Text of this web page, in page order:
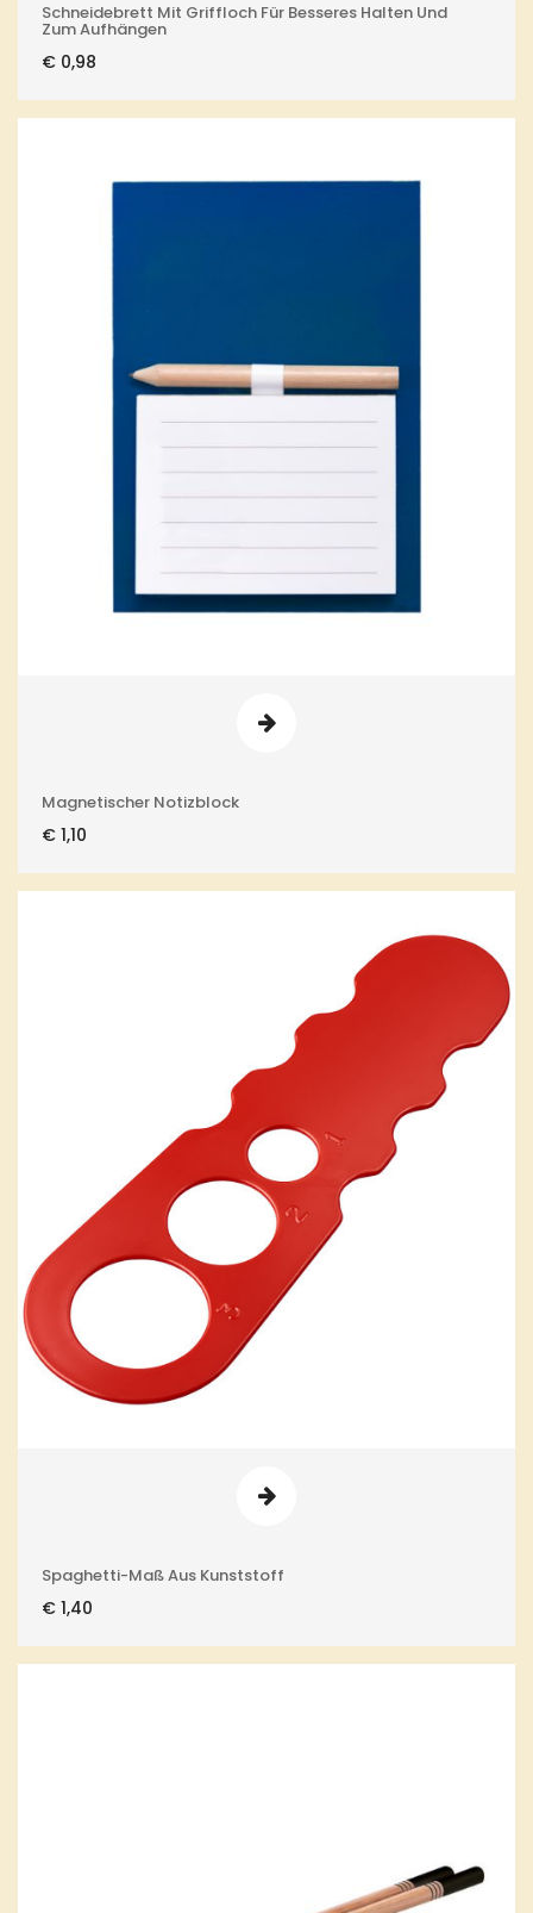
Schneidebrett Mit Griffloch Für Besseres Halten Und
Zum Aufhängen
€ 0,98
Magnetischer Notizblock
€ 1,10
Spaghetti-Maß Aus Kunststoff
€ 1,40